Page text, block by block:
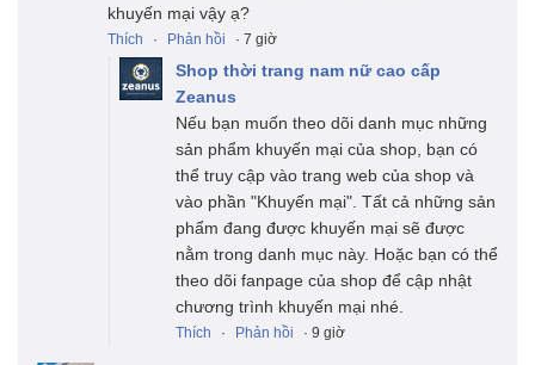
khuyến mại vậy ạ?
Thích · Phản hồi · 7 giờ
Shop thời trang nam nữ cao cấp
Zeanus
Nếu bạn muốn theo dõi danh mục những
sản phẩm khuyến mại của shop, bạn có
thể truy cập vào trang web của shop và
vào phần "Khuyến mại". Tất cả những sản
phẩm đang được khuyến mại sẽ được
nằm trong danh mục này. Hoặc bạn có thể
theo dõi fanpage của shop để cập nhật
chương trình khuyến mại nhé.
Thích · Phản hồi · 9 giờ